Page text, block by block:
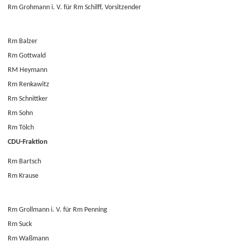
Rm Grohmann i. V. für Rm Schilff, Vorsitzender
Rm Balzer
Rm Gottwald
RM Heymann
Rm Renkawitz
Rm Schnittker
Rm Sohn
Rm Tölch
CDU-Fraktion
Rm Bartsch
Rm Krause
Rm Grollmann i. V. für Rm Penning
Rm Suck
Rm Waßmann